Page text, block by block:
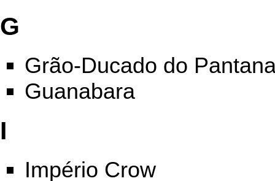
G
Grão-Ducado do
Guanabara
I
Império Crow